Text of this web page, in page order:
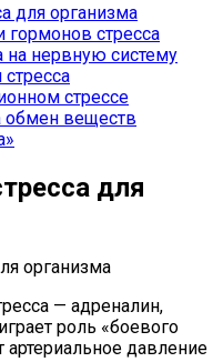
для организма
стресса
на нервную систему
стрессе
обмен веществ
для
— адреналин,
роль «боевого
давление